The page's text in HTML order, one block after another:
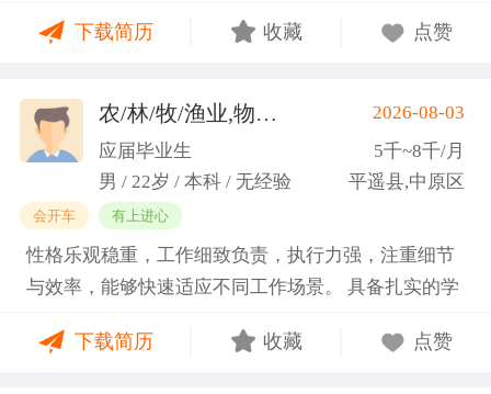
学；研一刚入学就跟随导师参加多个项目书撰写，其
基金项目以及国家重大课题项目申报书的撰写。
（2）沟通能力强，2023年9月-2024年6月在研究生管
理办公室担任助管，主要负责硕士、博士研究生开
题、预答辩和正式答辩答辩秘书工作，同时负责研究
生入学复试相关工作，研究生日常事务管理工作，与
老师和同学多方沟通协调；2025年4月-2025年7月在
图书馆信息处担任助管，主要负责毕业生论文查重、
上传，毕业生信息核对，以及协助图书馆老师与学生
沟通举办各种活动。 （3）组织管理能力强，在读期
下载简历 收藏 点赞
农/林/牧/渔业,物业管理,环保,物流/仓储,人事/行政/后勤
2026-08-03
应届毕业生
5千~8千/月
男 / 22岁 / 本科 / 无经验
平遥县,中原区
会开车 有上进心
性格乐观稳重，工作细致负责，执行力强，注重细节
与效率，能够快速适应不同工作场景。 具备扎实的学
路与良好的问题处理意识。 拥有较强的团队协作与跨
下载简历 收藏 点赞